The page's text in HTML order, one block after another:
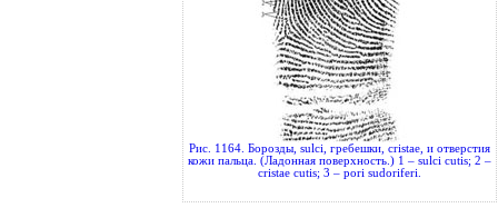
Рис. 1164. Борозды, sulci, гребешки, cristae, и отверстия
кожи пальца. (Ладонная поверхность.) 1 – sulci cutis; 2 –
cristae cutis; 3 – pori sudoriferi.